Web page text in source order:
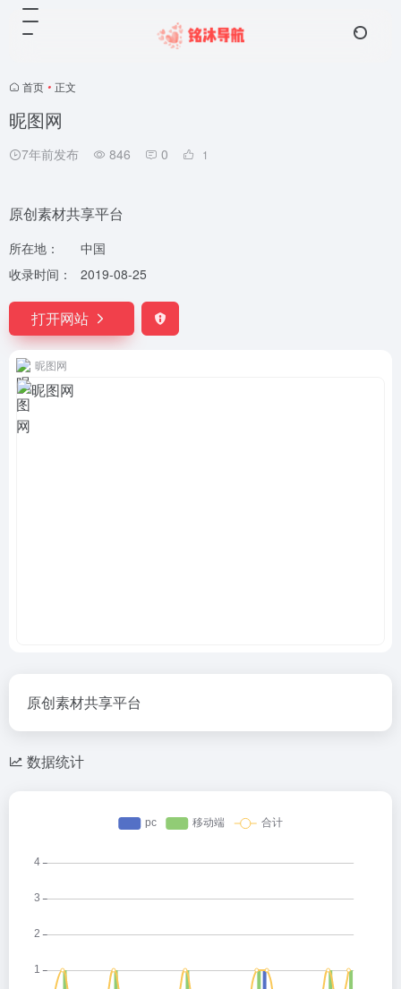
首页 • 正文
昵图网
7年前发布 846 0 1
原创素材共享平台
所在地：
中国
收录时间：
2019-08-25
打开网站
昵图网
原创素材共享平台
数据统计